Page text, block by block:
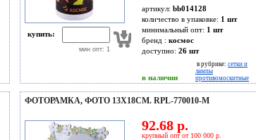
купить:
мин опт: 1
артикул: bb014128
количество в упаковке: 1 шт
минимальный опт: 1 шт
бренд : космос
доступно: 26 шт
в наличии
в рубрике: сетки и
лампы
противомоскитные
ФОТОРАМКА, ФОТО 13X18СМ. RPL-770010-M
92.68 р.
крупный опт от 100 000 р.